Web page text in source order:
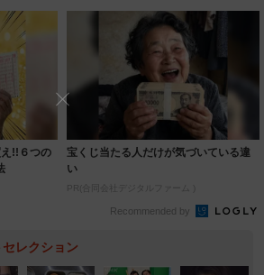
!!６つの
宝くじ当たる人だけが気づいている違
い
PR(合同会社デジタルファーム )
Recommended by
レクション